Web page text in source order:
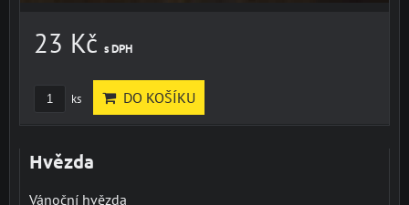
23 Kč s DPH
ks DO KOŠÍKU
Hvězda
Vánoční hvězda